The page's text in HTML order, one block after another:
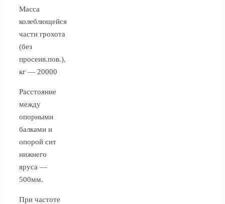
Масса
колеблющейся
части грохота
(без
просеив.пов.),
кг — 20000
Расстояние
между
опорными
балками и
опорой сит
нижнего
яруса —
500мм.
При частоте